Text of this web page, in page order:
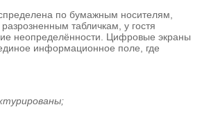
по бумажным носителям,
табличкам, у гостя
неопределённости. Цифровые экраны
информационное поле, где